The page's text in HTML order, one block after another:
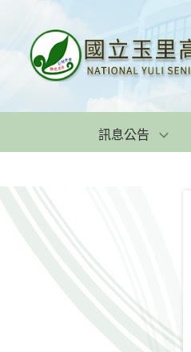
訊息公告